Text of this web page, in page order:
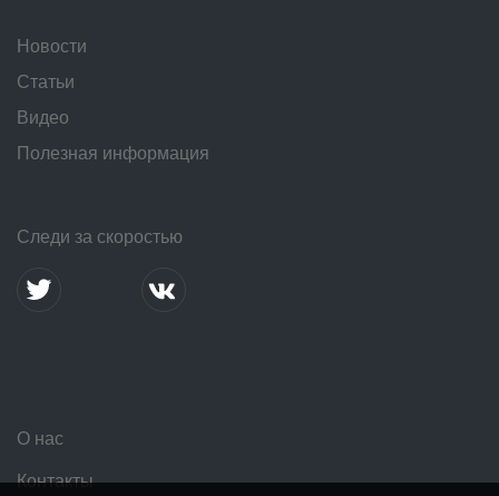
Новости
Статьи
Видео
Полезная информация
Следи за скоростью
О нас
Контакты